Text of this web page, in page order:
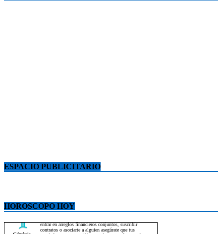
ESPACIO PUBLICITARIO
HOROSCOPO HOY